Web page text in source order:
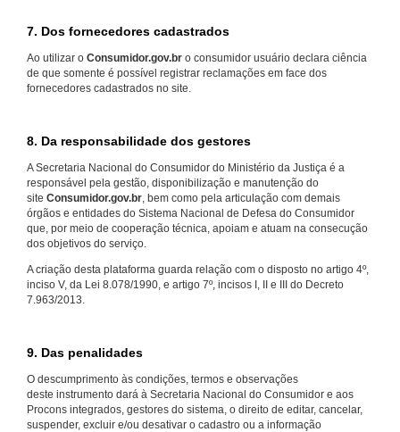
7. Dos fornecedores cadastrados
Ao utilizar o Consumidor.gov.br o consumidor usuário declara ciência
de que somente é possível registrar reclamações em face dos
fornecedores cadastrados no site.
8. Da responsabilidade dos gestores
A Secretaria Nacional do Consumidor do Ministério da Justiça é a
responsável pela gestão, disponibilização e manutenção do
site Consumidor.gov.br, bem como pela articulação com demais
órgãos e entidades do Sistema Nacional de Defesa do Consumidor
que, por meio de cooperação técnica, apoiam e atuam na consecução
dos objetivos do serviço.
A criação desta plataforma guarda relação com o disposto no artigo 4º,
inciso V, da Lei 8.078/1990, e artigo 7º, incisos I, II e III do Decreto
7.963/2013.
9. Das penalidades
O descumprimento às condições, termos e observações
deste instrumento dará à Secretaria Nacional do Consumidor e aos
Procons integrados, gestores do sistema, o direito de editar, cancelar,
suspender, excluir e/ou desativar o cadastro ou a informação